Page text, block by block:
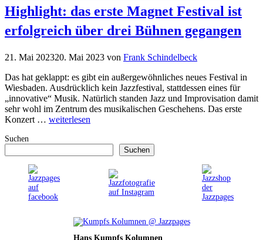
Highlight: das erste Magnet Festival ist
erfolgreich über drei Bühnen gegangen
21. Mai 202320. Mai 2023 von Frank Schindelbeck
Das hat geklappt: es gibt ein außergewöhnliches neues Festival in
Wiesbaden. Ausdrücklich kein Jazzfestival, stattdessen eines für
„innovative“ Musik. Natürlich standen Jazz und Improvisation damit
sehr wohl im Zentrum des musikalischen Geschehens. Das erste
Konzert … weiterlesen
Suchen
Suchen
Hans Kumpfs Kolumnen